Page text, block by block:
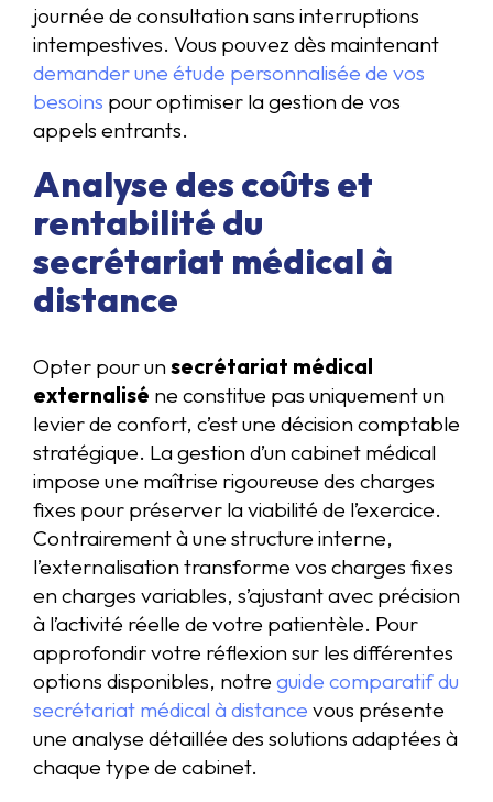
journée de consultation sans interruptions
intempestives. Vous pouvez dès maintenant
demander une étude personnalisée de vos
besoins pour optimiser la gestion de vos
appels entrants.
Analyse des coûts et
rentabilité du
secrétariat médical à
distance
Opter pour unsecrétariat médical
externalisé ne constitue pas uniquement un
levier de confort, c’est une décision comptable
stratégique. La gestion d’un cabinet médical
impose une maîtrise rigoureuse des charges
fixes pour préserver la viabilité de l’exercice.
Contrairement à une structure interne,
l’externalisation transforme vos charges fixes
en charges variables, s’ajustant avec précision
à l’activité réelle de votre patientèle. Pour
approfondir votre réflexion sur les différentes
options disponibles, notre guide comparatif du
secrétariat médical à distance vous présente
une analyse détaillée des solutions adaptées à
chaque type de cabinet.